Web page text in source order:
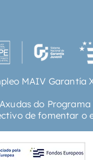
MAIV Garantía
do Programa
de fomentar o